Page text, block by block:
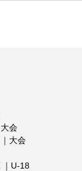
大会
大会
U-18